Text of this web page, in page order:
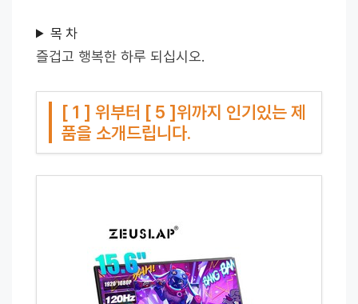
목 차
즐겁고 행복한 하루 되십시오.
[ 1 ] 위부터 [ 5 ]위까지 인기있는 제
품을 소개드립니다.